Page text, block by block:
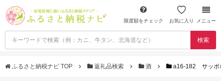
限度額をチェック お気に入り メニュー
検索
ふるさと納税ナビ TOP 返礼品検索 酒 a16-182 サッポ